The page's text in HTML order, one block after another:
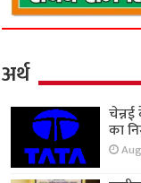
अर्थ
का